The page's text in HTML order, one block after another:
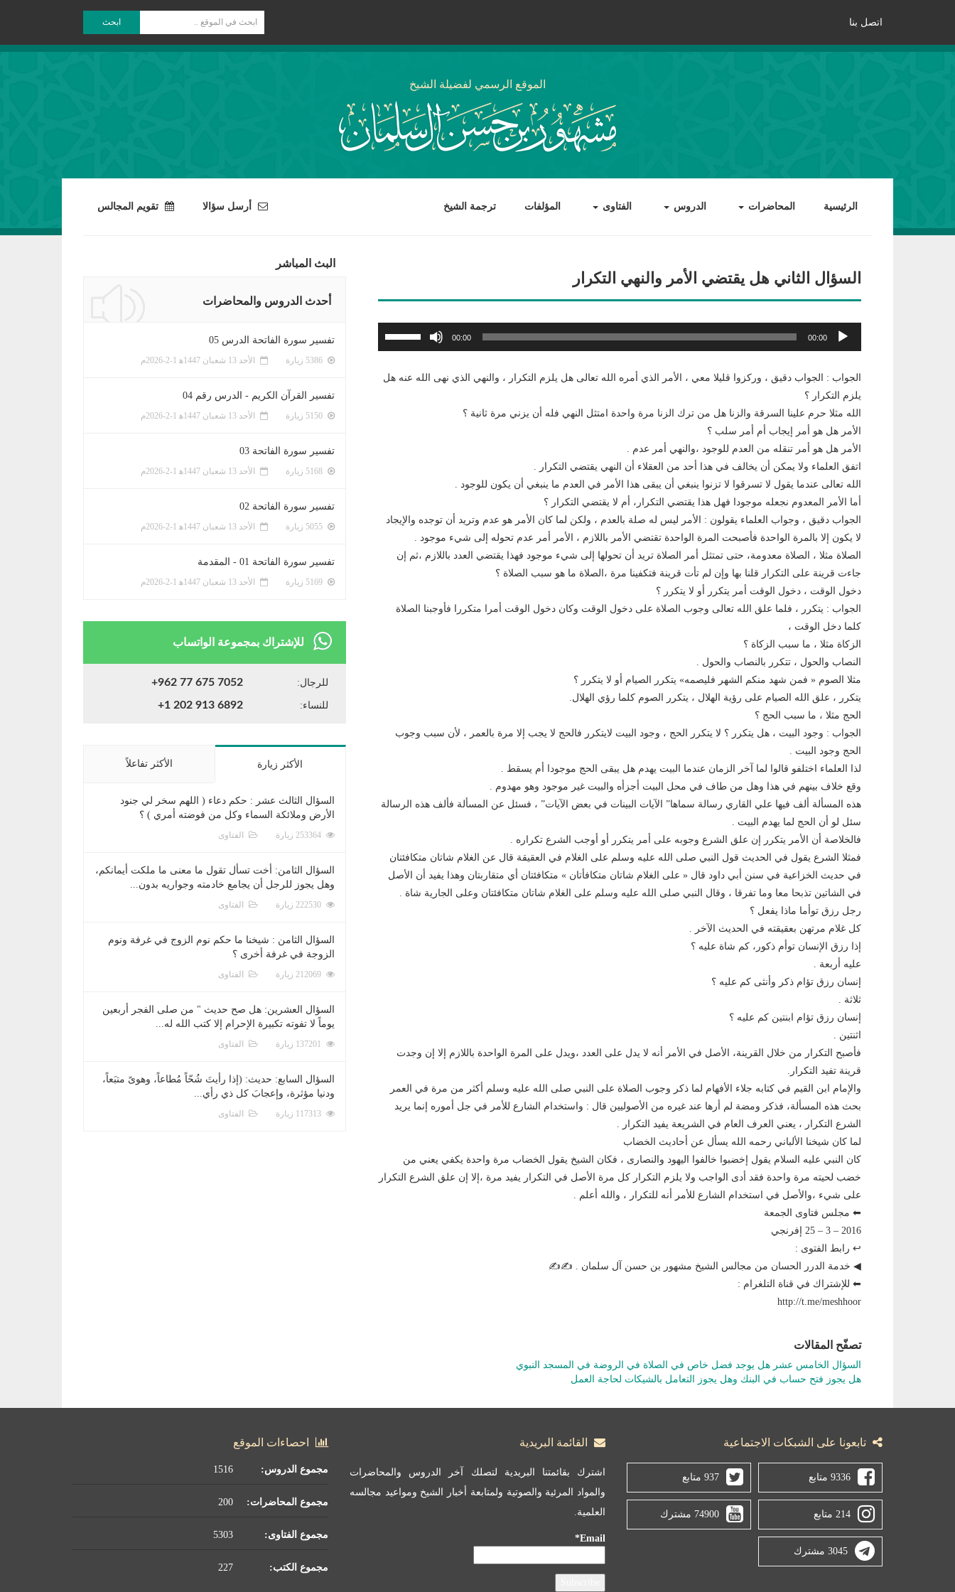
اتصل بنا ابحث
الموقع الرسمي لفضيلة الشيخ
الرئيسية المحاضرات الدروس الفتاوى المؤلفات ترجمة الشيخ أرسل سؤالا تقويم المجالس
السؤال الثاني هل يقتضي الأمر والنهي التكرار
مشغل
الصوت
00:00
00:00
أعلى/
الجواب : الجواب دقيق ، وركزوا قليلا معي ، الأمر الذي أمره الله تعالى هل يلزم التكرار ، والنهي الذي نهى الله عنه هل
يلزم التكرار ؟
الله مثلا حرم علينا السرقة والزنا هل من ترك الزنا مرة واحدة امتثل النهي فله أن يزني مرة ثانية ؟
الأمر هل هو أمر إيجاب أم أمر سلب ؟
الأمر هل هو أمر تنقله من العدم للوجود ،والنهي أمر عدم .
اتفق العلماء ولا يمكن أن يخالف في هذا أحد من العقلاء أن النهي يقتضي التكرار .
الله تعالى عندما يقول لا تسرقوا لا تزنوا ينبغي أن يبقى هذا الأمر في العدم ما ينبغي أن يكون للوجود .
أما الأمر المعدوم نجعله موجودا فهل هذا يقتضي التكرار، أم لا يقتضي التكرار ؟
الجواب دقيق ، وجواب العلماء يقولون : الأمر ليس له صلة بالعدم ، ولكن لما كان الأمر هو عدم وتريد أن توجده والإيجاد
لا يكون إلا بالمرة الواحدة فأصبحت المرة الواحدة تقتضي الأمر باللازم ، الأمر أمر عدم تحوله إلى شيء موجود .
الصلاة مثلا ، الصلاة معدومة، حتى تمتثل أمر الصلاة تريد أن تحولها إلى شيء موجود فهذا يقتضي العدد باللازم ،ثم إن
جاءت قرينة على التكرار قلنا بها وإن لم تأت قرينة فتكفينا مرة ،الصلاة ما هو سبب الصلاة ؟
دخول الوقت ، دخول الوقت أمر يتكرر أو لا يتكرر ؟
الجواب : يتكرر ، فلما علق الله تعالى وجوب الصلاة على دخول الوقت وكان دخول الوقت أمرا متكررا فأوجبنا الصلاة
كلما دخل الوقت ،
الزكاة مثلا ، ما سبب الزكاة ؟
النصاب والحول ، تتكرر بالنصاب والحول .
مثلا الصوم « فمن شهد منكم الشهر فليصمه» يتكرر الصيام أو لا يتكرر ؟
يتكرر ، علق الله الصيام على رؤية الهلال ، يتكرر الصوم كلما رؤي الهلال.
الحج مثلا ، ما سبب الحج ؟
الجواب : وجود البيت ، هل يتكرر ؟ لا يتكرر الحج ، وجود البيت لايتكرر فالحج لا يجب إلا مرة بالعمر ، لأن سبب وجوب
الحج وجود البيت .
لذا العلماء اختلفو قالوا لما آخر الزمان عندما البيت يهدم هل يبقى الحج موجودا أم يسقط .
وقع خلاف بينهم في هذا وهل من طاف في محل البيت أجزأه والبيت غير موجود وهو مهدوم .
هذه المسألة ألف فيها علي القاري رسالة سماها” الآيات البينات في بعض الآيات” ، فسئل عن المسألة فألف هذه الرسالة
سئل لو أن الحج لما يهدم البيت .
فالخلاصة أن الأمر يتكرر إن علق الشرع وجوبه على أمر يتكرر أو أوجب الشرع تكراره .
فمثلا الشرع يقول في الحديث قول النبي صلى الله عليه وسلم على الغلام في العقيقة قال عن الغلام شاتان متكافئتان
في حديث الخزاعية في سنن أبي داود قال « على الغلام شاتان متكافأتان » متكافئتان أي متقاربتان وهذا يفيد أن الأصل
في الشاتين تذبحا معا وما تفرقا ، وقال النبي صلى الله عليه وسلم على الغلام شاتان متكافئتان وعلى الجارية شاة .
رجل رزق توأما ماذا يفعل ؟
كل غلام مرتهن بعقيقته في الحديث الآخر .
إذا رزق الإنسان توأم ذكور، كم شاة عليه ؟
عليه أربعة .
إنسان رزق تؤام ذكر وأنثى كم عليه ؟
ثلاثة .
إنسان رزق تؤام ابنتين كم عليه ؟
اثنتين .
فأصبح التكرار من خلال القرينة، الأصل في الأمر أنه لا يدل على العدد ،ويدل على المرة الواحدة باللازم إلا إن وجدت
قرينة تفيد التكرار.
والإمام ابن القيم في كتابه جلاء الأفهام لما ذكر وجوب الصلاة على النبي صلى الله عليه وسلم أكثر من مرة في العمر
بحث هذه المسألة، فذكر ومضة لم أرها عند غيره من الأصوليين قال : واستخدام الشارع للأمر في جل أموره إنما يريد
الشرع التكرار ، يعني العرف العام في الشريعة يفيد التكرار .
لما كان شيخنا الألباني رحمه الله يسأل عن أحاديث الخضاب
كان النبي عليه السلام يقول إخضبوا خالفوا اليهود والنصارى ، فكان الشيخ يقول الخضاب مرة واحدة يكفي يعني من
خضب لحيته مرة واحدة فقد أدى الواجب ولا يلزم التكرار كل مرة الأصل في التكرار يفيد مرة ،إلا إن علق الشرع التكرار
على شيء ،والأصل في استخدام الشارع للأمر أنه للتكرار ، والله أعلم .
⬅ مجلس فتاوى الجمعة
2016 – 3 – 25 إفرنجي
↩ رابط الفتوى :
◀ خدمة الدرر الحسان من مجالس الشيخ مشهور بن حسن آل سلمان . ✍✍
⬅ للإشتراك في قناة التلغرام :
http://t.me/meshhoor
تصفّح المقالات
السؤال الخامس عشر هل يوجد فضل خاص في الصلاة في الروضة في المسجد النبوي
هل يجوز فتح حساب في البنك وهل يجوز التعامل بالشيكات لحاجة العمل
البث المباشر
أحدث الدروس والمحاضرات
تفسير سورة الفاتحة الدرس 05
الأحد 13 شعبان 1447ﻫ 1-2-2026م
تفسير القرآن الكريم - الدرس رقم 04
الأحد 13 شعبان 1447ﻫ 1-2-2026م
تفسير سورة الفاتحة 03
الأحد 13 شعبان 1447ﻫ 1-2-2026م
تفسير سورة الفاتحة 02
الأحد 13 شعبان 1447ﻫ 1-2-2026م
تفسير سورة الفاتحة 01 - المقدمة
الأحد 13 شعبان 1447ﻫ 1-2-2026م
للإشتراك بمجموعة الواتساب
للرجال: +962 77 675 7052
للنساء: +1 202 913 6892
الأكثر زيارة الأكثر تفاعلاً
السؤال الثالث عشر : حكم دعاء ( اللهم سخر لي جنود
الأرض وملائكة السماء وكل من فوضته أمري ) ؟
الفتاوى
السؤال الثامن: أخت تسأل تقول ما معنى ما ملكت أيمانكم،
وهل يجوز للرجل أن يجامع خادمته وجواريه بدون...
الفتاوى
السؤال الثامن : شيخنا ما حكم نوم الزوج في غرفة ونوم
الزوجة في غرفة أخرى ؟
الفتاوى
السؤال العشرين: هل صح حديث " من صلى الفجر أربعين
يوماً لا تفوته تكبيرة الإحرام إلا كتب الله له...
الفتاوى
السؤال السابع: حديث: (إذا رأيتَ شُحّاً مُطاعاً، وهوىً متبَعاً،
ودنيا مؤثرة، وإعجابَ كل ذي رأي...
الفتاوى
تابعونا على الشبكات الاجتماعية
9336 متابع 937 متابع
214 متابع 74900 مشترك
3045 مشترك
القائمة البريدية
اشترك بقائمتنا البريدية لتصلك آخر الدروس والمحاضرات
والمواد المرئية والصوتية ولمتابعة أخبار الشيخ ومواعيد مجالسه
العلمية.
Email*
احصاءات الموقع
مجموع الدروس:
مجموع المحاضرات:
مجموع الفتاوى:
مجموع الكتب: